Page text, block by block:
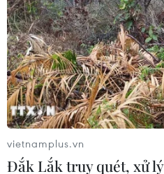
#VIB #Mastercard
#tăng
#chi tiêu
Theo dõi VietnamPlus
vietnamplus.vn
Đắk Lắk truy quét, xử